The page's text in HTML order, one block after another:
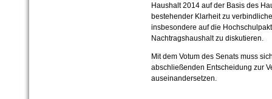
Haushalt 2014 auf der Basis des
bestehender Klarheit zu
insbesondere auf die
Nachtragshaushalt zu diskutieren.
Mit dem Votum des Senats muss
abschließenden Entscheidung zur
auseinandersetzen.